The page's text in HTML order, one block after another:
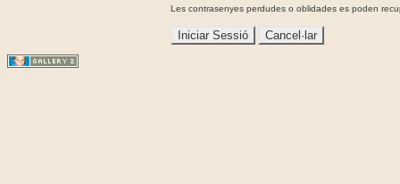
Les contrasenyes perdudes o oblidades es poden